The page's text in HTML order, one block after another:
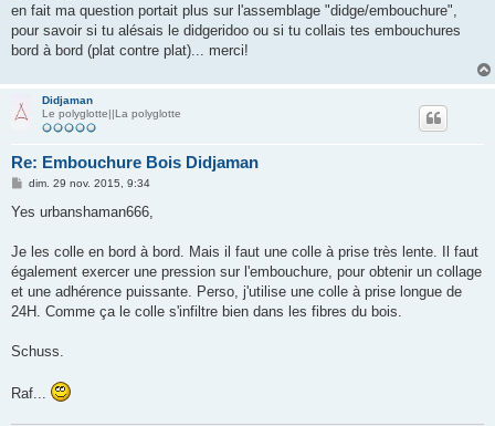
a
g
en fait ma question portait plus sur l'assemblage "didge/embouchure",
pour savoir si tu alésais le didgeridoo ou si tu collais tes embouchures
bord à bord (plat contre plat)... merci!
Didjaman
Le polyglotte||La polyglotte
Re: Embouchure Bois Didjaman
M
s
g
dim. 29 nov. 2015, 9:34
Yes urbanshaman666,
Je les colle en bord à bord. Mais il faut une colle à prise très lente. Il faut
également exercer une pression sur l'embouchure, pour obtenir un collage
et une adhérence puissante. Perso, j'utilise une colle à prise longue de
24H. Comme ça le colle s'infiltre bien dans les fibres du bois.
Schuss.
Raf...